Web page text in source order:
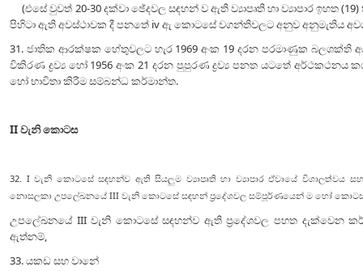
(එසේ වුවත් 20-30 දක්වා ඡේදවල සඳහන් ව ඇති ව්‍යාපෘති හා ව්‍යාපාර ඉහත
පිහිටා ඇති අවස්ථාවක දී පනතේ iv ඇ කොටසේ වගන්තිවලට අනුව අනුමැතිය
31. ජාතික ආරක්ෂක හේතුවලට හැර 1969 අංක 19 දරන පරමාණුක
විකිරණ ද්‍රව්‍ය හෝ 1956 අංක 21 දරන පුපුරණ ද්‍රව්‍ය පනත යටතේ අර්ථකථනය
හෝ භාවිතා කිරීම සම්බන්ධ කර්මාන්ත.
II වැනි කොටස
32. I වැනි කොටසේ සඳහන්ව ඇති සියලුම ව්‍යාපෘති හා ව්‍යාපාර ඒවායේ විශාලත්වය
නොසලකා උපලේඛනයේ III වැනි කොටසේ සඳහන් ප්‍රදේශවල සම්පූර්ණයෙන් ම හෝ
උපලේඛනයේ III වැනි කොටසේ සඳහන්ව ඇති ප්‍රදේශවල පහත දැක්වෙන
ඇත්නම්,
33. යකඩ සහ වානේ